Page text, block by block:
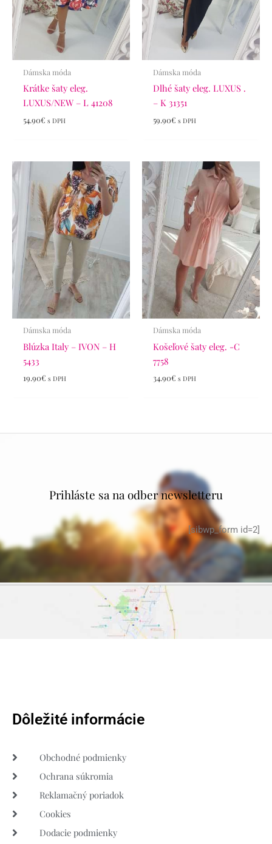
Dámska móda
Krátke šaty eleg.
LUXUS/NEW – L 41208
54.90€ s DPH
Dámska móda
Dlhé šaty eleg. LUXUS .
– K 31351
59.90€ s DPH
Dámska móda
Blúzka Italy – IVON – H
5433
19.90€ s DPH
Dámska móda
Košeľové šaty eleg. -C
7758
34.90€ s DPH
Prihláste sa na odber newsletteru
[sibwp_form id=2]
Dôležité informácie
Obchodné podmienky
Ochrana súkromia
Reklamačný poriadok
Cookies
Dodacie podmienky